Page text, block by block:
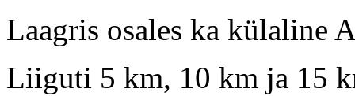
Laagris osales ka külaline
Liiguti 5 km, 10 km ja 15